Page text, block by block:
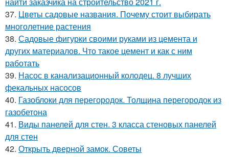
37. Цветы садовые названия. Почему стоит выбирать
многолетние растения
38. Садовые фигурки своими руками из цемента и
других материалов. Что такое цемент и как с ним
работать
39. Насос в канализационный колодец. 8 лучших
фекальных насосов
40. Газоблоки для перегородок. Толщина перегородок из
газобетона
41. Виды панелей для стен. 3 класса стеновых панелей
для стен
42. Открыть дверной замок. Советы